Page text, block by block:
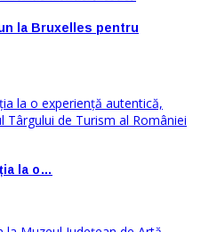
la Bruxelles pentru
la o…